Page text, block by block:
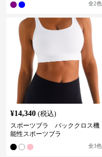
全2色
¥14,340 (税込)
スポーツブラ バッククロス機
能性スポーツブラ
全3色